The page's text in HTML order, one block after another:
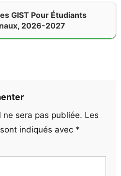
GIST Pour Étudiants
2026-2027
sera pas publiée. Les
indiqués avec *